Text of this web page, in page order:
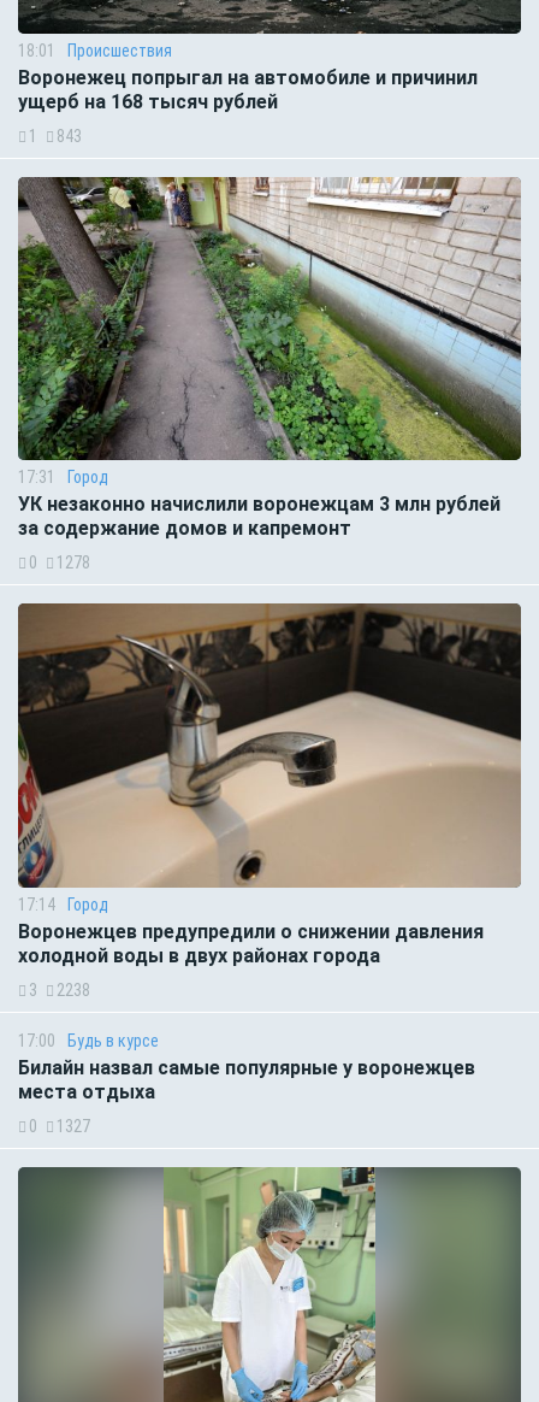
18:01 Происшествия
Воронежец попрыгал на автомобиле и причинил
ущерб на 168 тысяч рублей
1 843
17:31 Город
УК незаконно начислили воронежцам 3 млн рублей
за содержание домов и капремонт
0 1278
17:14 Город
Воронежцев предупредили о снижении давления
холодной воды в двух районах города
3 2238
17:00 Будь в курсе
Билайн назвал самые популярные у воронежцев
места отдыха
0 1327